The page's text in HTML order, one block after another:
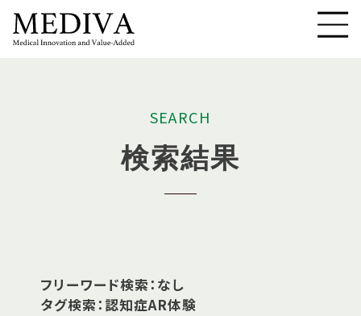
SEARCH
検索結果
フリーワード検索：なし
タグ検索：認知症AR体験